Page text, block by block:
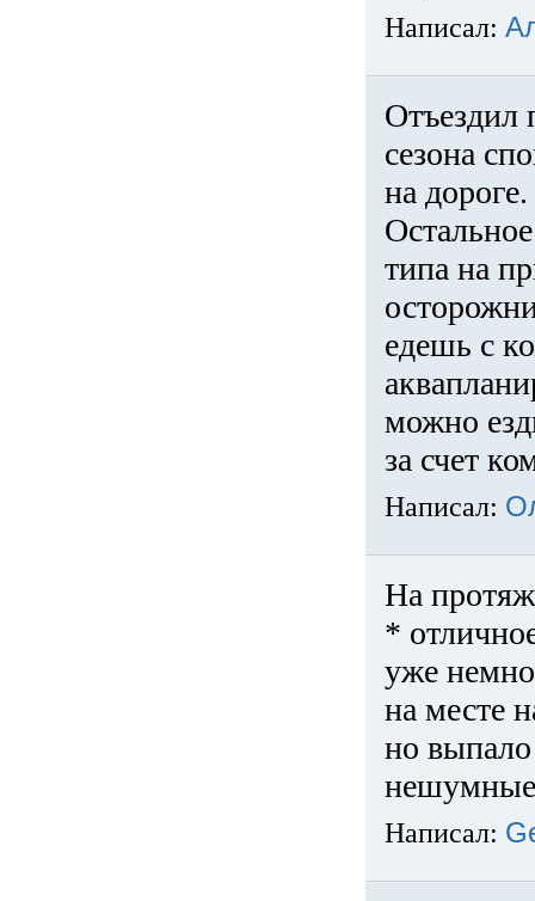
Написал:
Отъездил
сезона
на
типа на
едешь с
можно
за счет
Написал:
На
*
уже
на месте
но
нешумные
Написал: